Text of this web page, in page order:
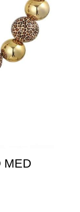
MED